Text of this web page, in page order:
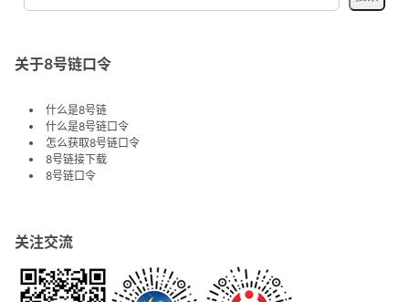
关于8号链口令
什么是8号链
什么是8号链口令
怎么获取8号链口令
8号链接下载
8号链口令
关注交流